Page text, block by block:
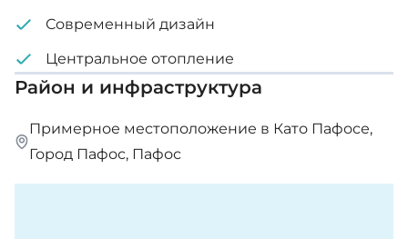
Современный дизайн
Центральное отопление
Район и инфраструктура
Примерное местоположение в Като Пафосе,
Город Пафос, Пафос